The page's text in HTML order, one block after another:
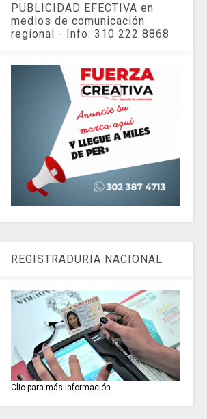
PUBLICIDAD EFECTIVA en
medios de comunicación
regional - Info: 310 222 8868
REGISTRADURIA NACIONAL
Clic para más información